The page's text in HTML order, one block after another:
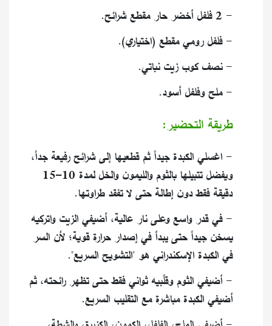
- 2 فلفل أخضر حار مقطع شرائح.
- فلفل رومي مقطع (اختياري).
- نصف كوب زيت نباتي.
- ملح وفلفل أسود.
طريقة التحضير:
- اغسلي الكبدة جيداً ثم قطعيها إلى شرائح رفيعة جداً،
ويفضل تتبيلها بالثوم والليمون والخل لمدة 10–15
دقيقة فقط دون إطالة حتى لا تفقد طراوتها.
- في قدر واسع وعلى نار عالية، أضيفي الزيت واتركيه
يسخن جيداً حتى يبدأ في إصدار حرارة قوية؛ لأن السر
في الكبدة الإسكندراني هو "التشويح السريع".
- أضيفي الثوم وقلّبيه ثواني فقط حتى تظهر رائحته، ثم
أضيفي الكبدة مباشرة مع التقليب السريع.